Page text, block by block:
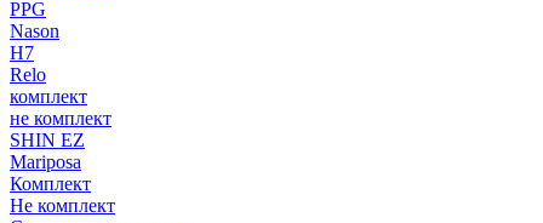
PPG
Nason
H7
Relo
комплект
не комплект
SHIN EZ
Mariposa
Комплект
Не комплект